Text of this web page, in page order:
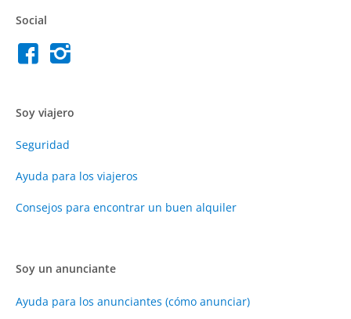
Social
Soy viajero
Seguridad
Ayuda para los viajeros
Consejos para encontrar un buen alquiler
Soy un anunciante
Ayuda para los anunciantes (cómo anunciar)